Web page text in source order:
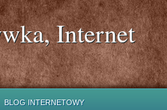
Internet
BLOG INTERNETOWY